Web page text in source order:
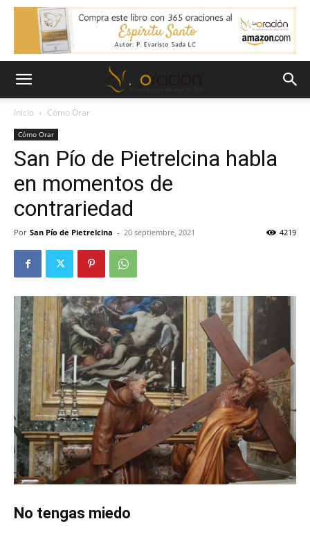
Inicio Cómo Orar
Cómo Orar
San Pío de Pietrelcina habla
en momentos de
contrariedad
Por San Pío de Pietrelcina - 20 septiembre, 2021 4219
No tengas miedo